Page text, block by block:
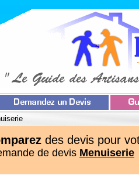
des devis pour
de devis Menuiserie